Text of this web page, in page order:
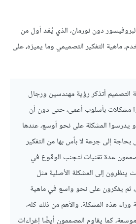
دون نورمان، الذي يُعَد أول من
ماهية التفكير التصميمي وما يميزه، على
التصميم أتذكر رؤية مهندسين ورجال
مشكلات بأسلوب أعمى، حتى دون أن
يدرسوا المشكلة على نحو أوسع، عندها
إلى جرعة لا بأس بها من التفكير
عدة تقنيات لتجنب الوقوع في
ينظرون إلى المشكلة الأصلية مثل
ثم يفكرون على نحو واسع في ماهية
وراء هذه المشكلة. والأهم من ذلك كله،
كما يقاوم المصممون أيضًا إغراءات